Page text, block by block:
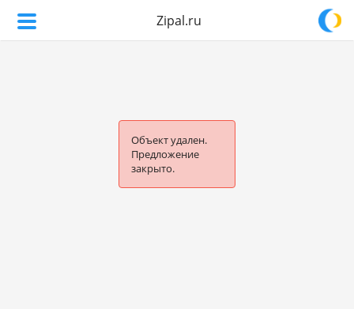
Zipal.ru
Объект удален.
Предложение
закрыто.